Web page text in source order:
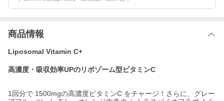
商品情報
Liposomal Vitamin C+
高濃度・吸収効率UPのリポゾーム型ビタミンC
1回分で 1500mgの高濃度ビタミンC をチャージ！さらに、グレー